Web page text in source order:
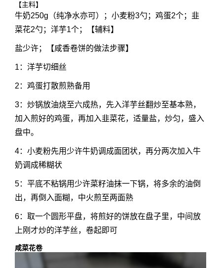
【主料】
牛奶250g（纯净水亦可）；小麦粉3勺；鸡蛋2个；韭
菜花2勺；洋芋1个；【辅料】
盐少许；【咸香卷饼的做法步骤】
1：洋芋切细丝
2：鸡蛋打散煎熟备用
3：炒锅放油烧至六成热，先入洋芋丝翻炒至基本熟，
加入煎好的鸡蛋，再加入韭菜花，适量盐，炒匀，盛入
盘中。
4：小麦粉先用少许牛奶调成面团状，再分两次加入牛
奶调成稀糊状
5：平底不粘锅用少许菜籽油抹一下锅，将多余的油倒
出，再倒入面糊，中火煎至两面熟
6：取一个圆形平盘，将煎好的饼放在盘子里，中间放
上刚才炒的洋芋丝，卷起即可
咸菜花卷